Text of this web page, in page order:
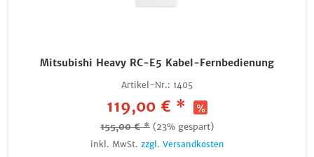
Mitsubishi Heavy RC-E5 Kabel-Fernbedienung
Artikel-Nr.: 1405
119,00 € *
155,00 € * (23% gespart)
inkl. MwSt. zzgl. Versandkosten